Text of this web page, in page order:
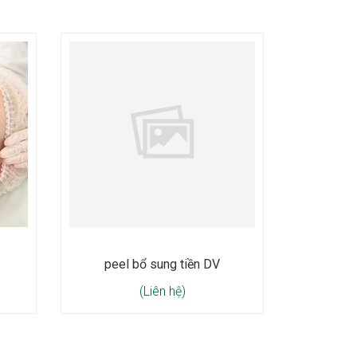
peel bổ sung tiền DV
(Liên hệ)